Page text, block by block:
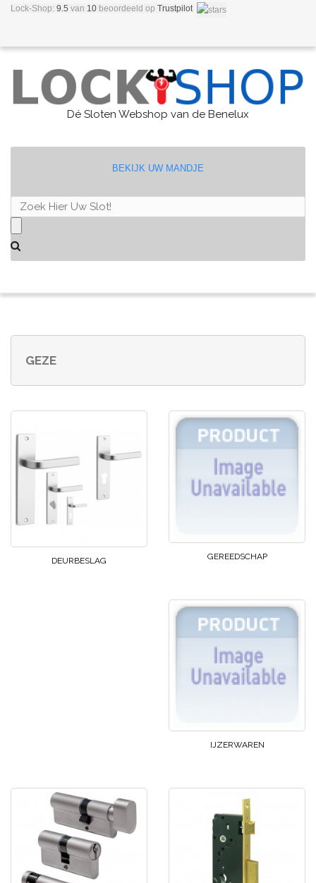
Lock-Shop: 9.5 van 10 beoordeeld op Trustpilot
Dé Sloten Webshop van de Benelux
BEKIJK UW MANDJE
GEZE
DEURBESLAG GEREEDSCHAP
IJZERWAREN